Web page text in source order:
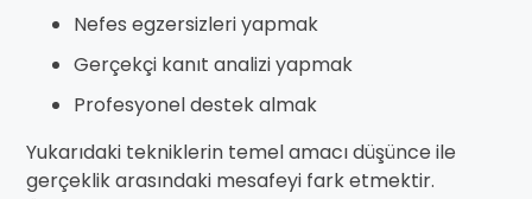
Nefes egzersizleri yapmak
Gerçekçi kanıt analizi yapmak
Profesyonel destek almak
Yukarıdaki tekniklerin temel amacı düşünce ile
gerçeklik arasındaki mesafeyi fark etmektir.